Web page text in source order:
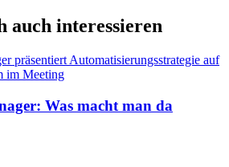
auch interessieren
Was macht man da